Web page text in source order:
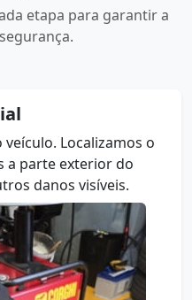
etapa para garantir a
Localizamos o
a parte exterior do
danos visíveis.